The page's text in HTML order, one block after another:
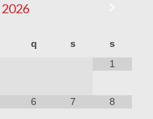
2026
q s
s
1
6 7 8